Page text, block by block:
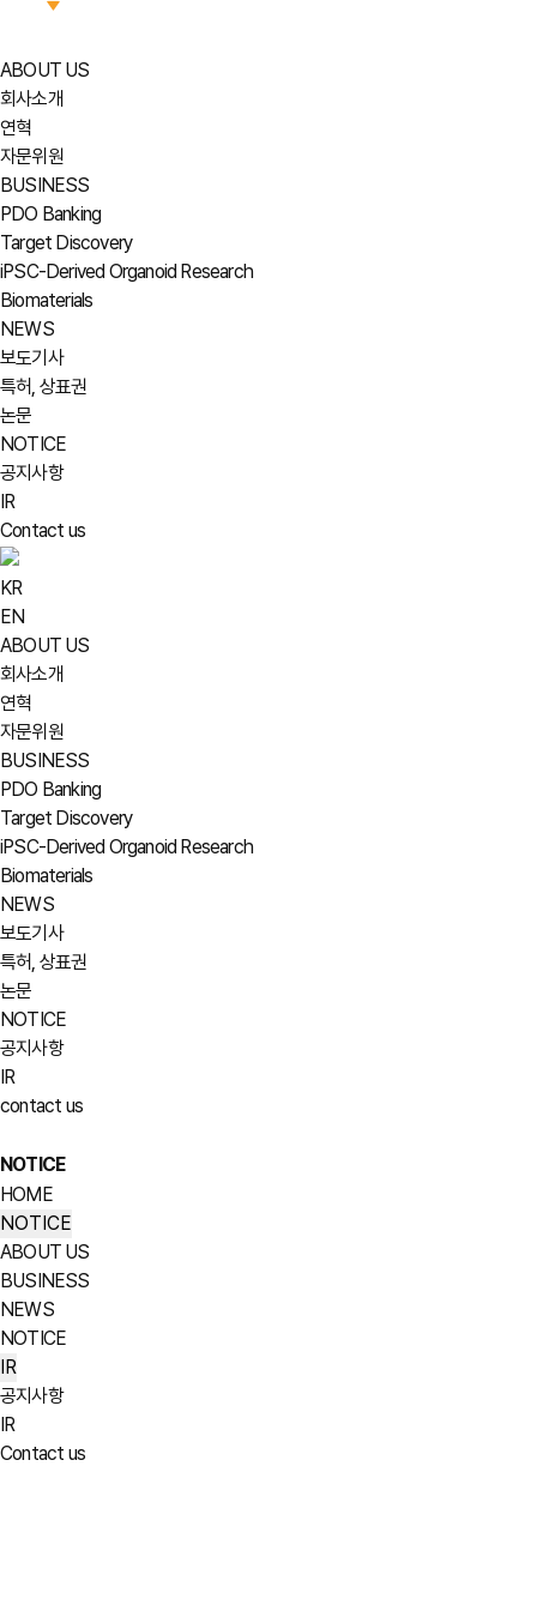
ABOUT US
회사소개
연혁
자문위원
BUSINESS
PDO Banking
Target Discovery
iPSC-Derived Organoid Research
Biomaterials
NEWS
보도기사
특허, 상표권
논문
NOTICE
공지사항
IR
Contact us
KR
EN
ABOUT US
회사소개
연혁
자문위원
BUSINESS
PDO Banking
Target Discovery
iPSC-Derived Organoid Research
Biomaterials
NEWS
보도기사
특허, 상표권
논문
NOTICE
공지사항
IR
contact us
NOTICE
HOME
NOTICE
ABOUT US
BUSINESS
NEWS
NOTICE
IR
공지사항
IR
Contact us